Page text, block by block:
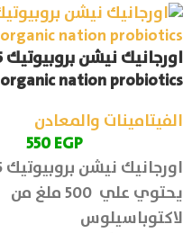
organic nation probiotics
الفيتامينات والمعادن
550EGP
اورجانيك نيشن بروبيوتيك 25 بليون
يحتوي علي 500 ملغ من
لاكتوباسيلوس